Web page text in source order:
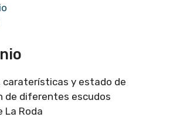
caraterísticas y estado de
de diferentes escudos
La Roda